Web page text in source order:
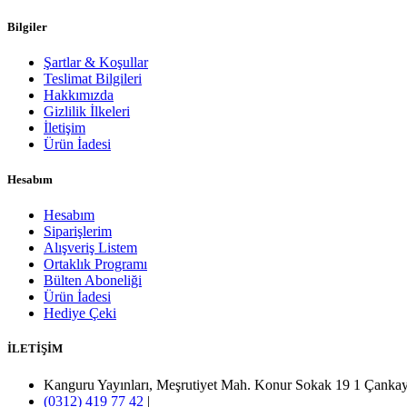
Bilgiler
Şartlar & Koşullar
Teslimat Bilgileri
Hakkımızda
Gizlilik İlkeleri
İletişim
Ürün İadesi
Hesabım
Hesabım
Siparişlerim
Alışveriş Listem
Ortaklık Programı
Bülten Aboneliği
Ürün İadesi
Hediye Çeki
İLETİŞİM
Kanguru Yayınları, Meşrutiyet Mah. Konur Sokak 19 1
(0312) 419 77 42 |